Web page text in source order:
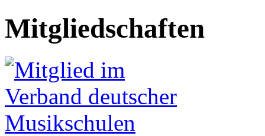
Mitgliedschaften